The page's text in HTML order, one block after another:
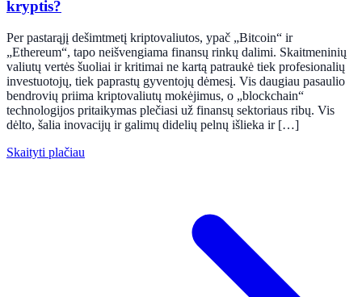
kryptis?
Per pastarąjį dešimtmetį kriptovaliutos, ypač „Bitcoin“ ir
„Ethereum“, tapo neišvengiama finansų rinkų dalimi. Skaitmeninių
valiutų vertės šuoliai ir kritimai ne kartą patraukė tiek profesionalių
investuotojų, tiek paprastų gyventojų dėmesį. Vis daugiau pasaulio
bendrovių priima kriptovaliutų mokėjimus, o „blockchain“
technologijos pritaikymas plečiasi už finansų sektoriaus ribų. Vis
dėlto, šalia inovacijų ir galimų didelių pelnų išlieka ir […]
Skaityti plačiau